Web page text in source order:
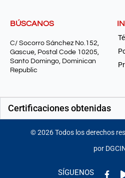
BÚSCANOS
C/ Socorro Sánchez No.152,
Gascue, Postal Code 10205,
Santo Domingo, Dominican
Republic
Certificaciones obtenidas
©2026Todos los derechos
por
SÍGUENOS